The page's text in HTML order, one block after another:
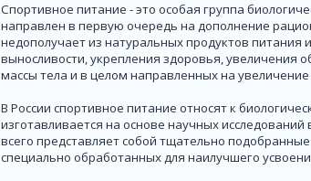
Спортивное питание - это особая группа
направлен в первую очередь на дополнение
недополучает из натуральных продуктов
выносливости, укрепления здоровья,
массы тела и в целом направленных на
В России спортивное питание относят к
изготавливается на основе научных
всего представляет собой тщательно
специально обработанных для наилучшего